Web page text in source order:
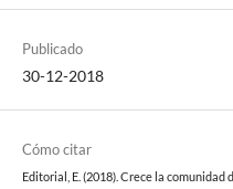
Publicado
30-12-2018
Cómo citar
Editorial, E. (2018). Crece la